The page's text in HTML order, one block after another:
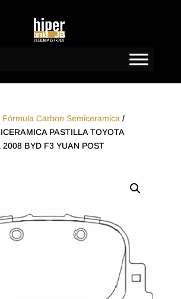
Fórmula Carbon Semiceramica /
PASTILLA TOYOTA
2008 BYD F3 YUAN POST